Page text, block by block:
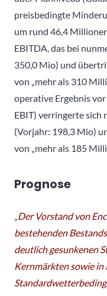
preisbedingte
um rund 46,4
EBITDA, das bei
350,0 Mio) und
von „mehr als 310
operative Ergebnis
EBIT) verringerte sich
(Vorjahr: 198,3 Mio)
von „mehr als 185
Prognose
„Der Vorstand von
bestehenden
deutlich gesunkenen
Kernmärkten sowie in